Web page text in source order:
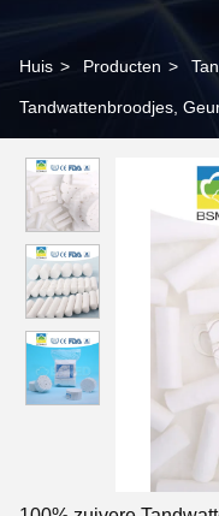
Huis > Producten >
Tandwattenbroodjes,